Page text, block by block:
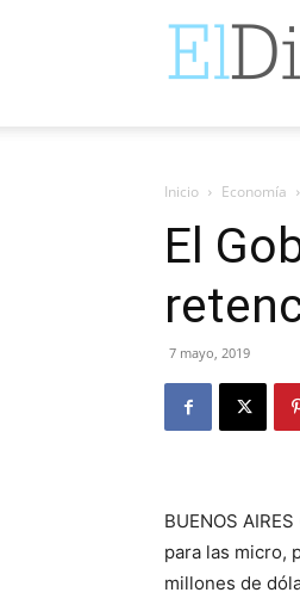
Inicio Economía
El
7 mayo, 2019
BUENOS
para las micro,
millones de